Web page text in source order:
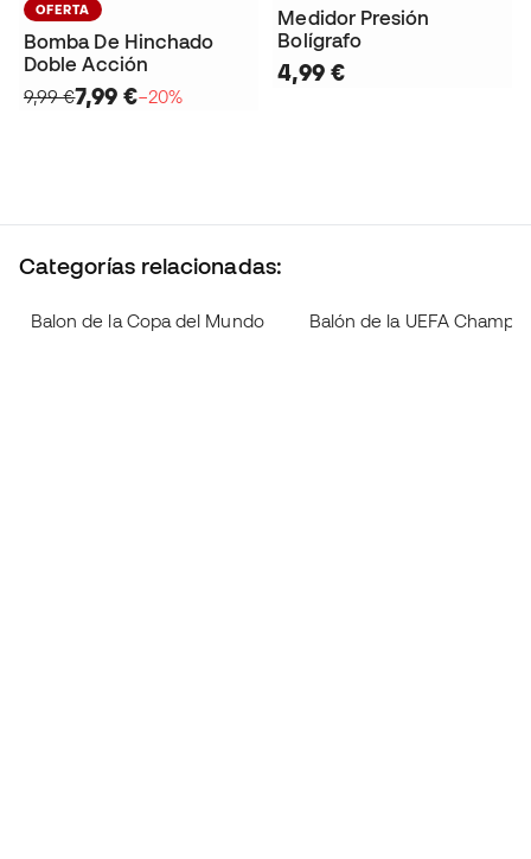
OFERTA
Bomba De Hinchado
Doble Acción
9,99 €7,99 €−20%
Medidor Presión
Bolígrafo
4,99 €
Categorías relacionadas:
Balon de la Copa del Mundo Balón de la UEFA